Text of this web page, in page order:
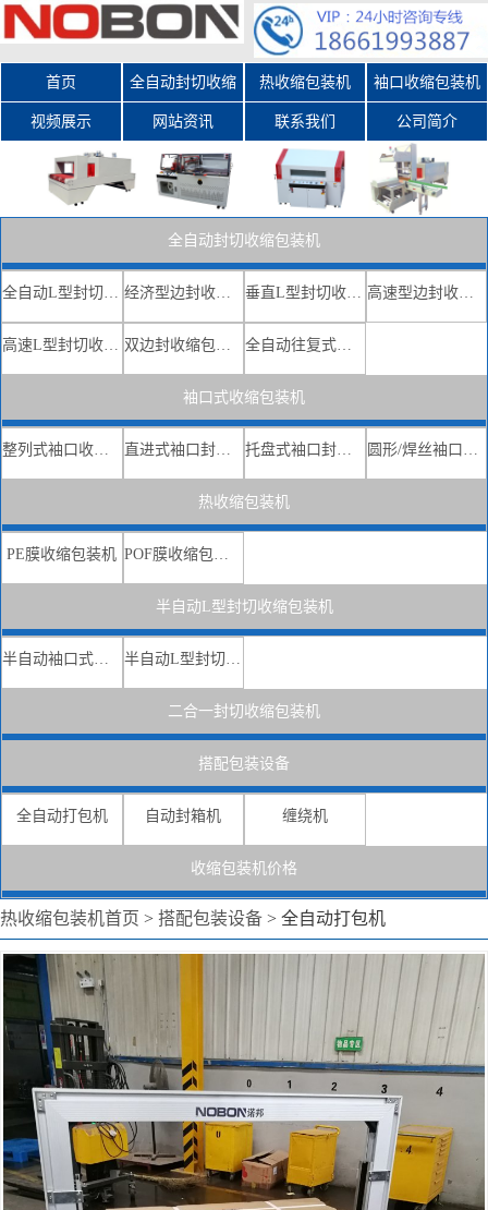
首页 全自动封切收缩
包装机
热收缩包装机 袖口收缩包装机
视频展示 网站资讯 联系我们 公司简介
全自动封切收缩包装机
全自动L型封切收缩机 经济型边封收缩包装机 垂直L型封切收缩机 高速型边封收缩包装机
高速L型封切收缩机 双边封收缩包装机 全自动往复式高速热收缩包装机
袖口式收缩包装机
整列式袖口收缩包装机 直进式袖口封切收缩机 托盘式袖口封切收缩机 圆形/焊丝袖口封切收缩机
热收缩包装机
PE膜收缩包装机 POF膜收缩包装机
半自动L型封切收缩包装机
半自动袖口式收缩机 半自动L型封切收缩机
二合一封切收缩包装机
搭配包装设备
全自动打包机 自动封箱机 缠绕机
收缩包装机价格
热收缩包装机首页 > 搭配包装设备 > 全自动打包机